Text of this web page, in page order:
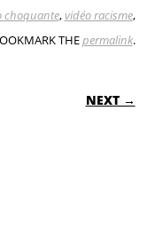
choquante,vidéo racisme,
THEpermalink.
NEXT →